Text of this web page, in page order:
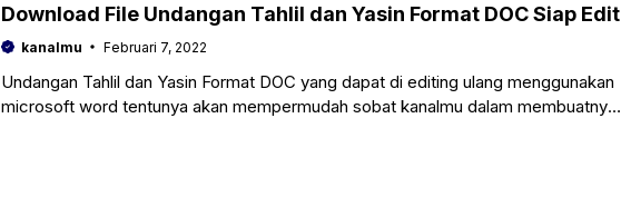
Download File Undangan Tahlil dan Yasin Format DOC Siap Edit
kanalmu Februari 7, 2022
Undangan Tahlil dan Yasin Format DOC yang dapat di editing ulang menggunakan
microsoft word tentunya akan mempermudah sobat kanalmu dalam membuatnya.